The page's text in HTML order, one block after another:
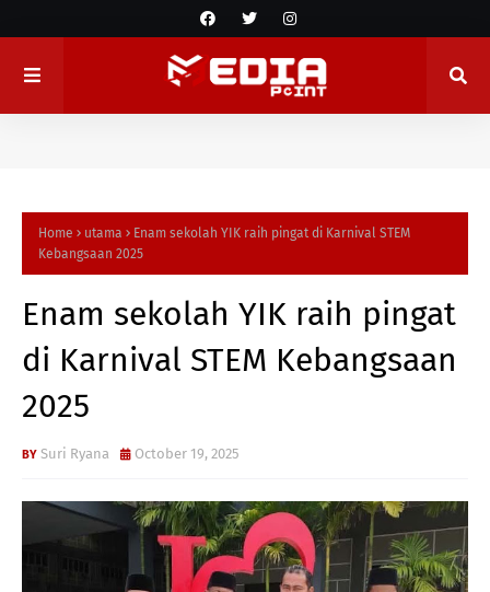
Home utama
Enam sekolah YIK raih pingat di Karnival STEM
Kebangsaan 2025
Enam sekolah YIK raih pingat
di Karnival STEM Kebangsaan
2025
Suri Ryana October 19, 2025